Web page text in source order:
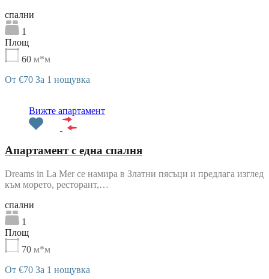
cпални
1
Площ
60 м*м
От €70 За 1 нощувка
Вижте апартамент
Апартамент с една спалня
Dreams in La Mer се намира в Златни пясъци и предлага изглед
към морето, ресторант,…
cпални
1
Площ
70 м*м
От €70 За 1 нощувка